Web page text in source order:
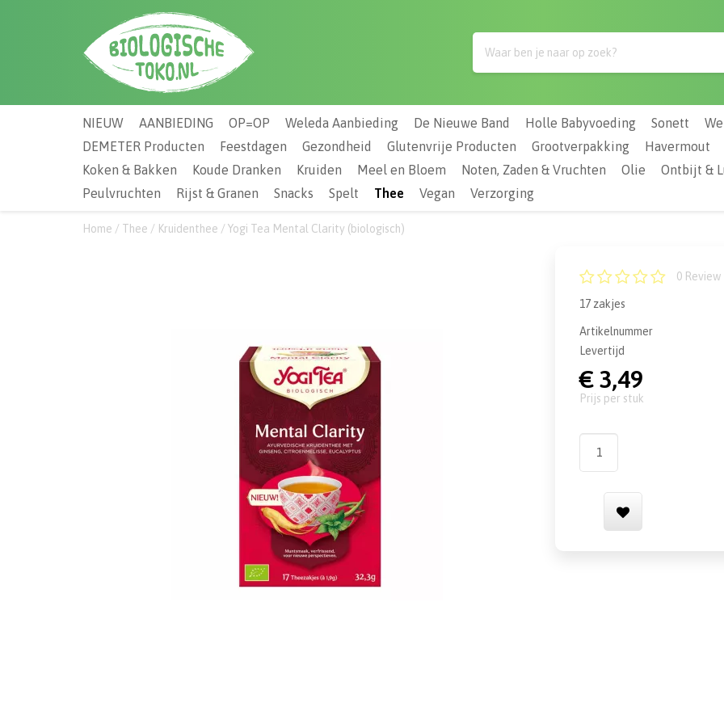
NIEUW AANBIEDING OP=OP Weleda Aanbieding De Nieuwe Band Holle Babyvoeding Sonett
DEMETER Producten
Feestdagen Gezondheid Glutenvrije Producten Grootverpakking Havermout
Koken & Bakken
Koude Dranken Kruiden Meel en Bloem Noten, Zaden & Vruchten Olie Ontbijt &
Peulvruchten
Rijst & Granen Snacks Spelt Thee Vegan Verzorging
Home / Thee / Kruidenthee / Yogi Tea Mental Clarity (biologisch)
0 Review |
17 zakjes
Artikelnummer
Levertijd
€ 3,49
prijs per stuk